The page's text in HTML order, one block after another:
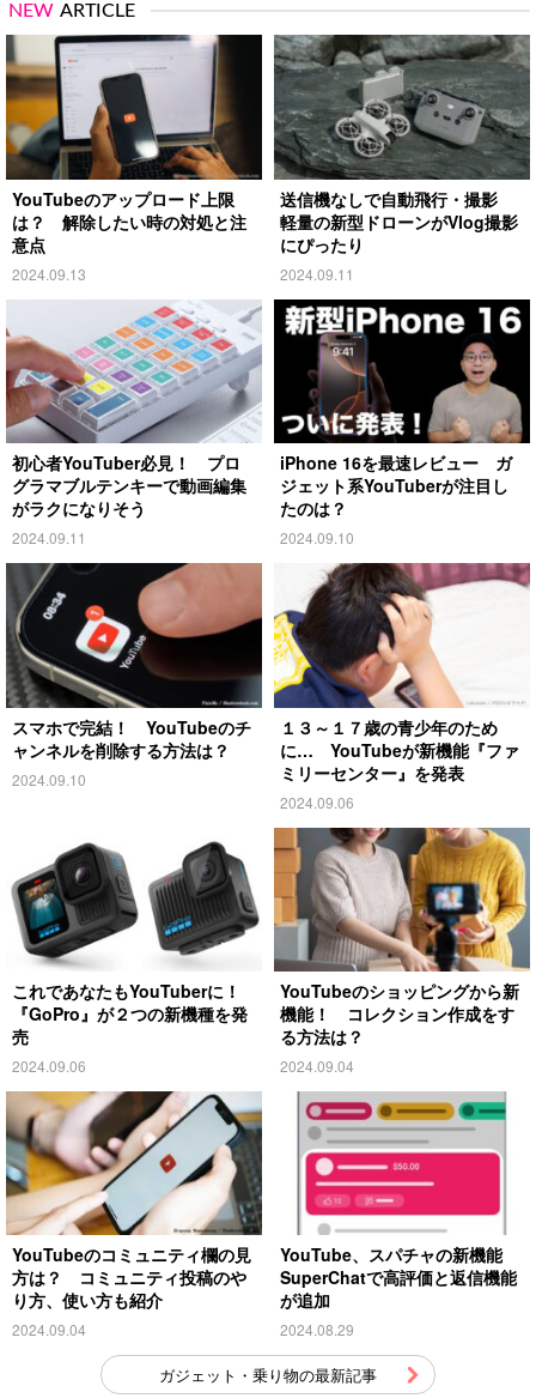
NEW ARTICLE
YouTubeのアップロード上限
は？ 解除したい時の対処と注
意点
2024.09.13
送信機なしで自動飛行・撮影
軽量の新型ドローンがVlog撮影
にぴったり
2024.09.11
初心者YouTuber必見！ プロ
グラマブルテンキーで動画編集
がラクになりそう
2024.09.11
iPhone 16を最速レビュー ガ
ジェット系YouTuberが注目し
たのは？
2024.09.10
スマホで完結！ YouTubeのチ
ャンネルを削除する方法は？
2024.09.10
１３～１７歳の青少年のため
に… YouTubeが新機能『ファ
ミリーセンター』を発表
2024.09.06
これであなたもYouTuberに！
『GoPro』が２つの新機種を発
売
2024.09.06
YouTubeのショッピングから新
機能！ コレクション作成をす
る方法は？
2024.09.04
YouTubeのコミュニティ欄の見
方は？ コミュニティ投稿のや
り方、使い方も紹介
2024.09.04
YouTube、スパチャの新機能
SuperChatで高評価と返信機能
が追加
2024.08.29
ガジェット・乗り物の最新記事